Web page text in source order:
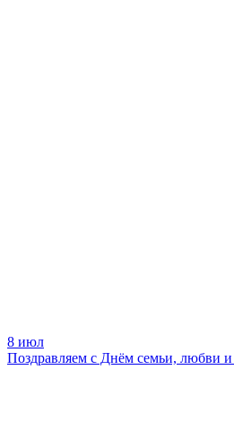
8 июл
Поздравляем с Днём семьи, любви и